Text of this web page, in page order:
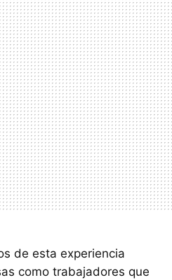
de esta experiencia
como trabajadores que